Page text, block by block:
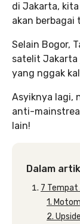
di Jakarta,
akan berbagai
Selain Bogor,
satelit Jakarta
yang nggak
Asyiknya lagi,
anti-
lain!
Dalam
7 Tempat
1.
2.